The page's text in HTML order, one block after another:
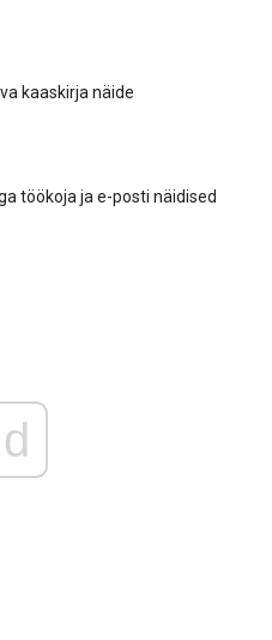
kaaskirja näide
töökoja ja e-posti näidised